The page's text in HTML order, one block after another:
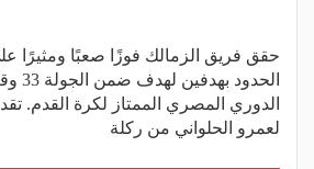
حقق فريق الزمالك فوزًا صعبًا
الدوري المصري الممتاز لكرة القدم.
لعمرو الحلواني من ركلة